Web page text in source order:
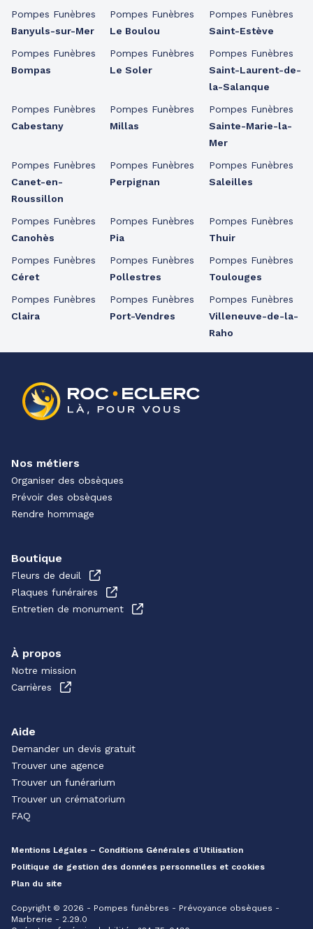
Pompes Funèbres
Banyuls-sur-Mer
Pompes Funèbres
Bompas
Pompes Funèbres
Cabestany
Pompes Funèbres
Canet-en-
Roussillon
Pompes Funèbres
Canohès
Pompes Funèbres
Céret
Pompes Funèbres
Claira
Pompes Funèbres
Le Boulou
Pompes Funèbres
Le Soler
Pompes Funèbres
Millas
Pompes Funèbres
Perpignan
Pompes Funèbres
Pia
Pompes Funèbres
Pollestres
Pompes Funèbres
Port-Vendres
Pompes Funèbres
Saint-Estève
Pompes Funèbres
Saint-Laurent-de-
la-Salanque
Pompes Funèbres
Sainte-Marie-la-
Mer
Pompes Funèbres
Saleilles
Pompes Funèbres
Thuir
Pompes Funèbres
Toulouges
Pompes Funèbres
Villeneuve-de-la-
Raho
Nos métiers
Organiser des obsèques
Prévoir des obsèques
Rendre hommage
Boutique
Fleurs de deuil
Plaques funéraires
Entretien de monument
À propos
Notre mission
Carrières
Aide
Demander un devis gratuit
Trouver une agence
Trouver un funérarium
Trouver un crématorium
FAQ
Mentions Légales – Conditions Générales d’Utilisation
Politique de gestion des données personnelles et cookies
Plan du site
Copyright © 2026 - Pompes funèbres - Prévoyance obsèques -
Marbrerie - 2.29.0